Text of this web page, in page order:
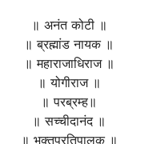
॥ अनंत कोटी ॥
॥ ब्रह्मांड नायक ॥
॥ महाराजाधिराज ॥
॥ योगीराज ॥
॥ परब्रम्ह॥
॥ सच्चीदानंद ॥
॥ भक्तप्रतिपालक ॥